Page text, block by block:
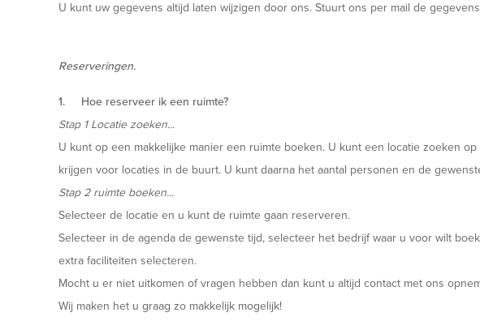
U kunt uw gegevens altijd laten wijzigen door ons. Stuurt ons per mail de
Reserveringen.
1. Hoe reserveer ik een ruimte?
Stap 1 Locatie zoeken...
U kunt op een makkelijke manier een ruimte boeken. U kunt een locatie zoeken
krijgen voor locaties in de buurt. U kunt daarna het aantal personen en de
Stap 2 ruimte boeken...
Selecteer de locatie en u kunt de ruimte gaan reserveren.
Selecteer in de agenda de gewenste tijd, selecteer het bedrijf waar u voor wilt
extra faciliteiten selecteren.
Mocht u er niet uitkomen of vragen hebben dan kunt u altijd contact met ons
Wij maken het u graag zo makkelijk mogelijk!